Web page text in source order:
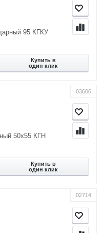
95 КГКУ
Купить в
один клик
03606
50х55 КГН
Купить в
один клик
02714